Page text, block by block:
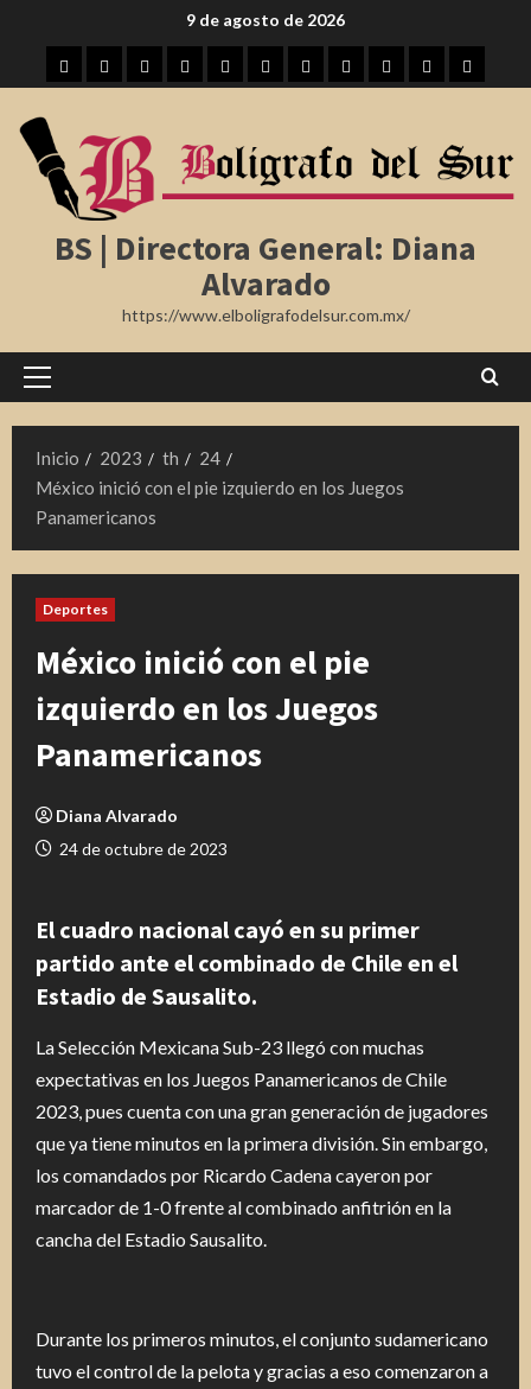
contenido
9 de agosto de 2026
InicioTampicoMaderoAltamiraTamaulipas
RegiónNota MéxicoInternacional
Farándula
BS | Directora General: Diana
Alvarado
https://www.elboligrafodelsur.com.mx/
Menú
Inicio
2023 th
24
México inició con el pie izquierdo en los Juegos
Panamericanos
Deportes
México inició con el pie
izquierdo en los Juegos
Panamericanos
Diana Alvarado
24 de octubre de 2023
El cuadro nacional cayó en su primer
partido ante el combinado de Chile en el
Estadio de Sausalito.
La Selección Mexicana Sub-23 llegó con muchas
expectativas en los Juegos Panamericanos de Chile
2023, pues cuenta con una gran generación de jugadores
que ya tiene minutos en la primera división. Sin embargo,
los comandados por Ricardo Cadena cayeron por
marcador de 1-0 frente al combinado anfitrión en la
cancha del Estadio Sausalito.
Durante los primeros minutos, el conjunto sudamericano
tuvo el control de la pelota y gracias a eso comenzaron a